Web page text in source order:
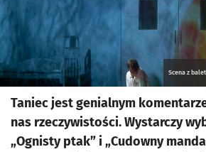
Scena z
Taniec jest genialnym
nas rzeczywistości. Wystarczy
„Ognisty ptak” i „Cudowny